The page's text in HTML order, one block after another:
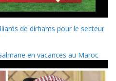
de dirhams pour le secteur
en vacances au Maroc